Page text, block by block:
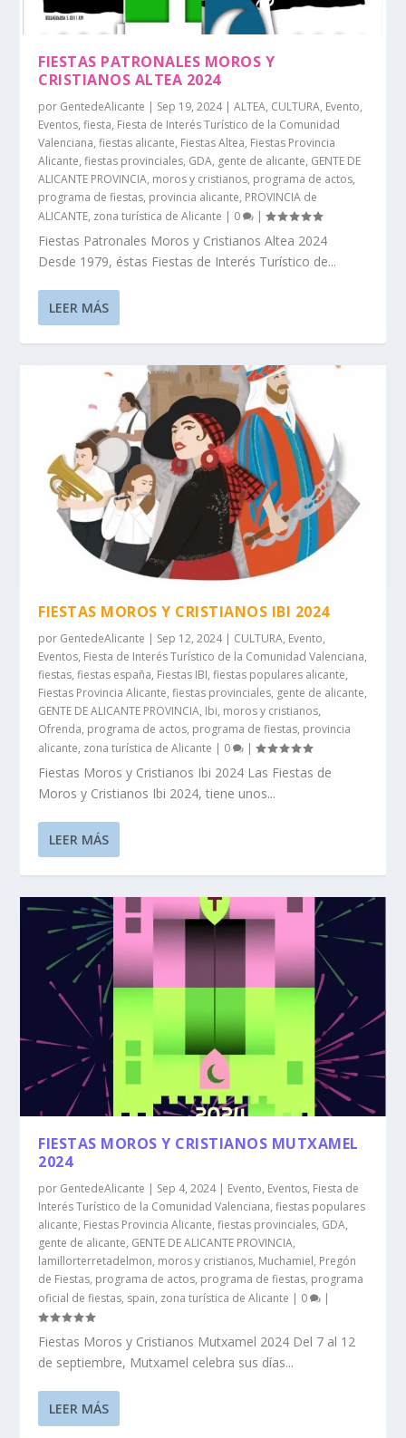
FIESTAS PATRONALES MOROS Y
CRISTIANOS ALTEA 2024
por GentedeAlicante | Sep 19, 2024|ALTEA, CULTURA, Evento,
Eventos,fiesta, Fiesta de Interés Turístico de la Comunidad
Valenciana,fiestas alicante, Fiestas Altea, Fiestas Provincia
Alicante,fiestas provinciales, GDA, gente de alicante, GENTE DE
ALICANTE PROVINCIA, moros y cristianos, programa de actos,
programa de fiestas, provincia alicante, PROVINCIA de
ALICANTE, zona turística de Alicante | 0 |
Fiestas Patronales Moros y Cristianos Altea 2024
Desde 1979, éstas Fiestas de Interés Turístico de...
LEER MÁS
FIESTAS MOROS Y CRISTIANOS IBI 2024
por GentedeAlicante | Sep 12, 2024| CULTURA, Evento,
Eventos, Fiesta de Interés Turístico de la Comunidad Valenciana,
fiestas,fiestas españa, Fiestas IBI,fiestas populares alicante,
Fiestas Provincia Alicante,fiestas provinciales, gente de alicante,
GENTE DE ALICANTE PROVINCIA, Ibi, moros y cristianos,
Ofrenda, programa de actos, programa de fiestas, provincia
alicante, zona turística de Alicante | 0 |
Fiestas Moros y Cristianos Ibi 2024 Las Fiestas de
Moros y Cristianos Ibi 2024, tiene unos...
LEER MÁS
FIESTAS MOROS Y CRISTIANOS MUTXAMEL
2024
por GentedeAlicante | Sep 4, 2024| Evento, Eventos, Fiesta de
Interés Turístico de la Comunidad Valenciana,fiestas populares
alicante, Fiestas Provincia Alicante,fiestas provinciales, GDA,
gente de alicante, GENTE DE ALICANTE PROVINCIA,
lamillorterretadelmon, moros y cristianos, Muchamiel, Pregón
de Fiestas, programa de actos, programa de fiestas, programa
oficial de fiestas, spain, zona turística de Alicante | 0 |
Fiestas Moros y Cristianos Mutxamel 2024 Del 7 al 12
de septiembre, Mutxamel celebra sus días...
LEER MÁS